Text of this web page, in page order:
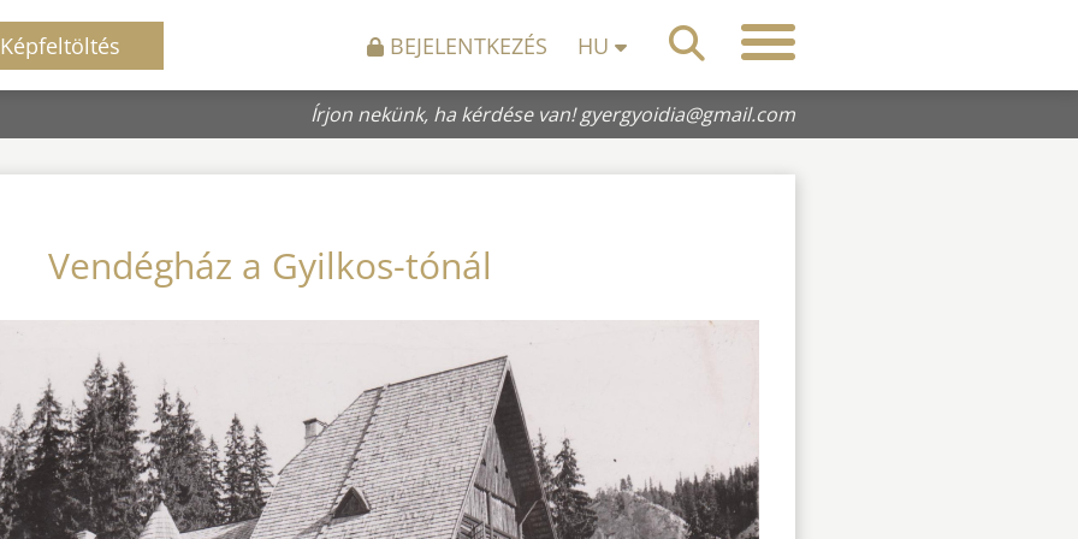
Képfeltöltés BEJELENTKEZÉS HU
Írjon nekünk, ha kérdése van!gyergyoidia@gmail.com
Vendégház a Gyilkos-tónál